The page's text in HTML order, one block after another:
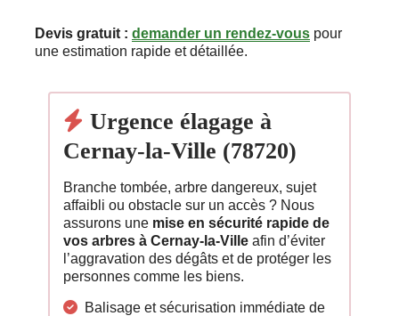
Devis gratuit : demander un rendez-vous pour
une estimation rapide et détaillée.
Urgence élagage à
Cernay-la-Ville (78720)
Branche tombée, arbre dangereux, sujet
affaibli ou obstacle sur un accès ? Nous
assurons une mise en sécurité rapide de
vos arbres à Cernay-la-Ville afin d’éviter
l’aggravation des dégâts et de protéger les
personnes comme les biens.
Balisage et sécurisation immédiate de